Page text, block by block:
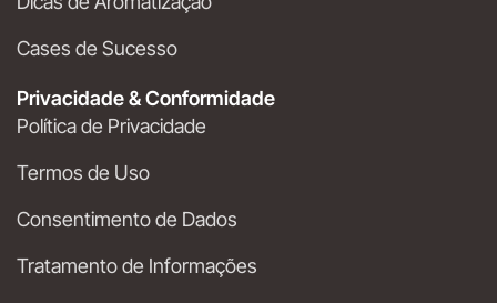
Cases de Sucesso
Privacidade & Conformidade
Política de Privacidade
Termos de Uso
Consentimento de Dados
Tratamento de Informações